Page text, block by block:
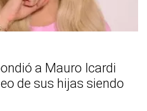
a Mauro Icardi
de sus hijas siendo